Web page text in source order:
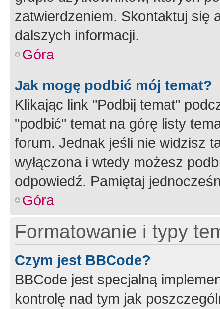
zatwierdzeniem. Skontaktuj się
dalszych informacji.
Góra
Jak mogę podbić mój temat?
Klikając link "Podbij temat"
"podbić" temat na górę listy
forum. Jednak jeśli nie widzisz
wyłączona i wtedy możesz
odpowiedź. Pamiętaj
Góra
Formatowanie i typy
Czym jest BBCode?
BBCode jest specjalną
kontrolę nad tym jak